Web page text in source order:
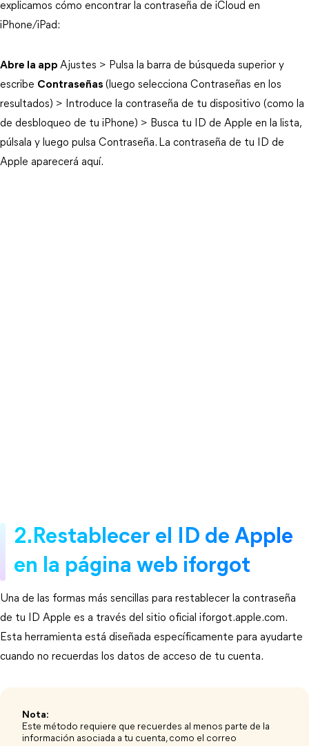
explicamos cómo encontrar la contraseña de iCloud en
iPhone/iPad:
Abre la app Ajustes > Pulsa la barra de búsqueda superior y
escribe Contraseñas (luego selecciona Contraseñas en los
resultados) > Introduce la contraseña de tu dispositivo (como la
de desbloqueo de tu iPhone) > Busca tu ID de Apple en la lista,
púlsala y luego pulsa Contraseña. La contraseña de tu ID de
Apple aparecerá aquí.
2.Restablecer el ID de Apple
en la página web iforgot
Una de las formas más sencillas para restablecer la contraseña
de tu ID Apple es a través del sitio oficial iforgot.apple.com.
Esta herramienta está diseñada específicamente para ayudarte
cuando no recuerdas los datos de acceso de tu cuenta.
Nota:
Este método requiere que recuerdes al menos parte de la
información asociada a tu cuenta, como el correo